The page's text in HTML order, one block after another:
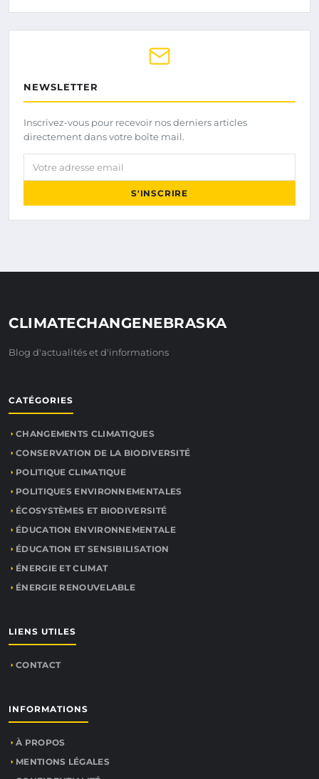
NEWSLETTER
Inscrivez-vous pour recevoir nos derniers articles
directement dans votre boîte mail.
Votre adresse email
S'INSCRIRE
CLIMATECHANGENEBRASKA
Blog d'actualités et d'informations
CATÉGORIES
CHANGEMENTS CLIMATIQUES
CONSERVATION DE LA BIODIVERSITÉ
POLITIQUE CLIMATIQUE
POLITIQUES ENVIRONNEMENTALES
ÉCOSYSTÈMES ET BIODIVERSITÉ
ÉDUCATION ENVIRONNEMENTALE
ÉDUCATION ET SENSIBILISATION
ÉNERGIE ET CLIMAT
ÉNERGIE RENOUVELABLE
LIENS UTILES
CONTACT
INFORMATIONS
À PROPOS
MENTIONS LÉGALES